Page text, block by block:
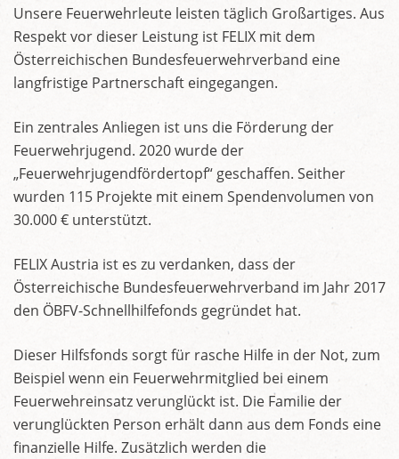
Unsere Feuerwehrleute leisten täglich Großartiges. Aus
Respekt vor dieser Leistung ist FELIX mit dem
Österreichischen Bundesfeuerwehrverband eine
langfristige Partnerschaft eingegangen.
Ein zentrales Anliegen ist uns die Förderung der
Feuerwehrjugend. 2020 wurde der
„Feuerwehrjugendfördertopf“ geschaffen. Seither
wurden 115 Projekte mit einem Spendenvolumen von
30.000 € unterstützt.
FELIX Austria ist es zu verdanken, dass der
Österreichische Bundesfeuerwehrverband im Jahr 2017
den ÖBFV-Schnellhilfefonds gegründet hat.
Dieser Hilfsfonds sorgt für rasche Hilfe in der Not, zum
Beispiel wenn ein Feuerwehrmitglied bei einem
Feuerwehreinsatz verunglückt ist. Die Familie der
verunglückten Person erhält dann aus dem Fonds eine
finanzielle Hilfe. Zusätzlich werden die